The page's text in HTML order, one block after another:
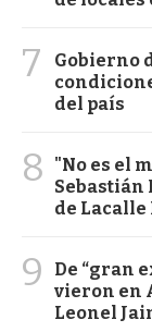
7
Gobierno
del país
8
"No es el
Sebastián
de Lacalle
9
De “gran
vieron en
Leonel